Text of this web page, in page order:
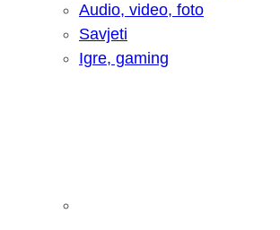
Audio, video, foto
Savjeti
Igre, gaming